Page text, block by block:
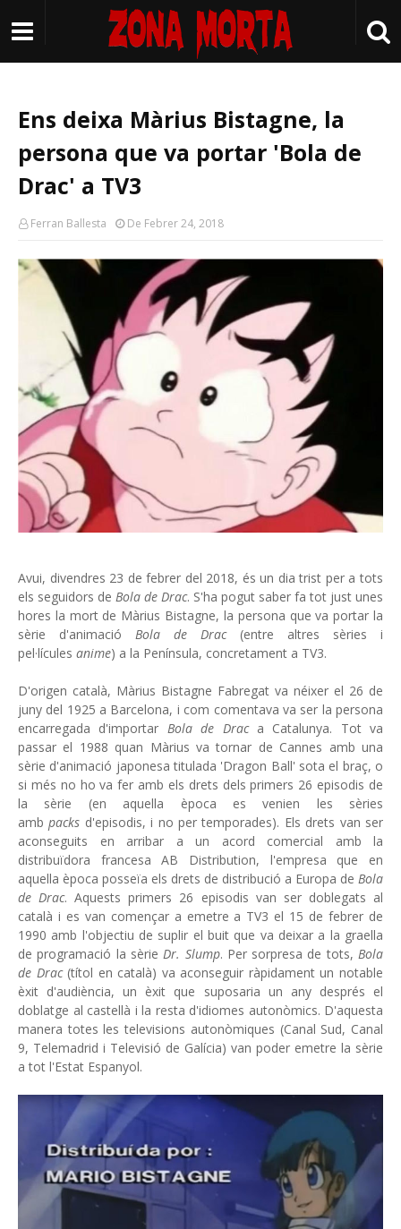
Ens deixa Màrius Bistagne, la
persona que va portar 'Bola de
Drac' a TV3
Ferran Ballesta De Febrer 24, 2018
Avui, divendres 23 de febrer del 2018, és un dia trist per a tots
els seguidors de Bola de Drac. S'ha pogut saber fa tot just unes
hores la mort de Màrius Bistagne, la persona que va portar la
sèrie d'animació Bola de Drac(entre altres sèries i
pel·lícules anime) a la Península, concretament a TV3.
D'origen català, Màrius Bistagne Fabregat va néixer el 26 de
juny del 1925 a Barcelona, ​​i com comentava va ser la persona
encarregada d'importar Bola de Draca Catalunya. Tot va
passar el 1988 quan Màrius va tornar de Cannes amb una
sèrie d'animació japonesa titulada 'Dragon Ball' sota el braç, o
si més no ho va fer amb els drets dels primers 26 episodis de
la sèrie (en aquella època es venien les sèries
ambpacks d'episodis, i no per temporades). Els drets van ser
aconseguits en arribar a un acord comercial amb la
distribuïdora francesa AB Distribution, l'empresa que en
aquella època posseïa els drets de distribució a Europa de Bola
de Drac. Aquests primers 26 episodis van ser doblegats al
català i es van començar a emetre a TV3 el 15 de febrer de
1990 amb l'objectiu de suplir el buit que va deixar a la graella
de programació la sèrieDr. Slump. Per sorpresa de tots,Bola
de Drac(títol en català) va aconseguir ràpidament un notable
èxit d'audiència, un èxit que suposaria un any després el
doblatge al castellà i la resta d'idiomes autonòmics. D'aquesta
manera totes les televisions autonòmiques (Canal Sud, Canal
9, Telemadrid i Televisió de Galícia) van poder emetre la sèrie
a tot l'Estat Espanyol.